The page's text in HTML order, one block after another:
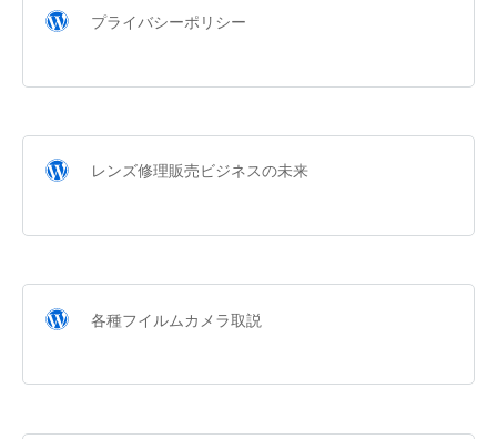
プライバシーポリシー
レンズ修理販売ビジネスの未来
各種フイルムカメラ取説